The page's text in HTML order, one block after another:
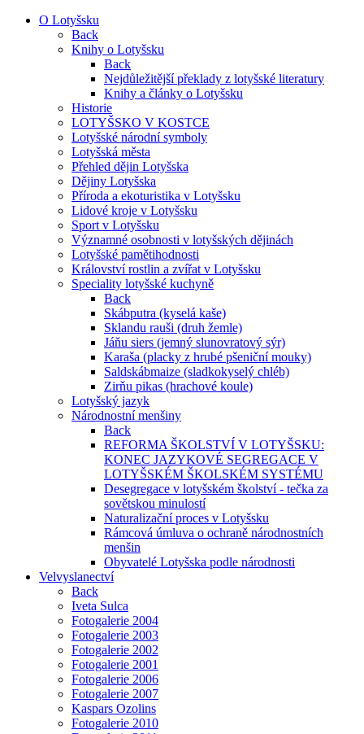
O Lotyšsku
Back
Knihy o Lotyšsku
Back
Nejdůležitější překlady z lotyšské literatury
Knihy a články o Lotyšsku
Historie
LOTYŠSKO V KOSTCE
Lotyšské národní symboly
Lotyšská města
Přehled dějin Lotyšska
Dějiny Lotyšska
Příroda a ekoturistika v Lotyšsku
Lidové kroje v Lotyšsku
Sport v Lotyšsku
Významné osobnosti v lotyšských dějinách
Lotyšské pamětihodnosti
Království rostlin a zvířat v Lotyšsku
Speciality lotyšské kuchyně
Back
Skábputra (kyselá kaše)
Sklandu rauši (druh žemle)
Jáňu siers (jemný slunovratový sýr)
Karaša (placky z hrubé pšeniční mouky)
Saldskábmaize (sladkokyselý chléb)
Zirňu pikas (hrachové koule)
Lotyšský jazyk
Národnostní menšiny
Back
REFORMA ŠKOLSTVÍ V LOTYŠSKU:
KONEC JAZYKOVÉ SEGREGACE V
LOTYŠSKÉM ŠKOLSKÉM SYSTÉMU
Desegregace v lotyšském školství - tečka za
sovětskou minulostí
Naturalizační proces v Lotyšsku
Rámcová úmluva o ochraně národnostních
menšin
Obyvatelé Lotyšska podle národnosti
Velvyslanectví
Back
Iveta Sulca
Fotogalerie 2004
Fotogalerie 2003
Fotogalerie 2002
Fotogalerie 2001
Fotogalerie 2006
Fotogalerie 2007
Kaspars Ozolins
Fotogalerie 2010